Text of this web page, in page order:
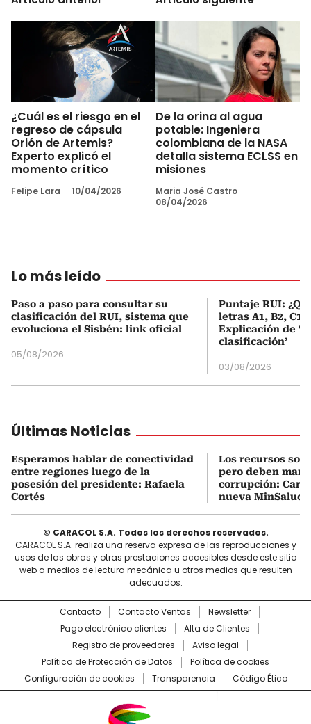
¿Cuál es el riesgo en el
regreso de cápsula
Orión de Artemis?
Experto explicó el
momento crítico
Felipe Lara 10/04/2026
De la orina al agua
potable: Ingeniera
colombiana de la NASA
detalla sistema ECLSS en
misiones
Maria José Castro
08/04/2026
Lo más leído
Paso a paso para consultar su
clasificación del RUI, sistema que
evoluciona el Sisbén: link oficial
05/08/2026
Puntaje RUI:
letras A1, B2, C1
Explicación de
clasificación’
03/08/2026
Últimas Noticias
Esperamos hablar de conectividad
entre regiones luego de la
posesión del presidente: Rafaela
Cortés
Los recursos
pero deben
corrupción:
nueva MinSalud
© CARACOL S.A. Todos los derechos reservados.
CARACOL S.A. realiza una reserva expresa de las reproducciones y
usos de las obras y otras prestaciones accesibles desde este sitio
web a medios de lectura mecánica u otros medios que resulten
adecuados.
Contacto Contacto Ventas
Newsletter
Pago electrónico clientes
Alta de Clientes
Registro de proveedores
Aviso legal
Política de Protección de Datos
Política de cookies
Configuración de cookies
Transparencia Código Ético